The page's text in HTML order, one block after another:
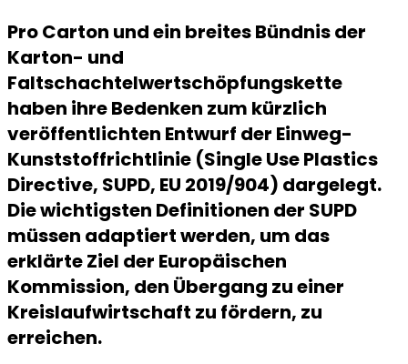
Pro Carton und ein breites Bündnis der
Karton- und
Faltschachtelwertschöpfungskette
haben ihre Bedenken zum kürzlich
veröffentlichten Entwurf der Einweg-
Kunststoffrichtlinie (Single Use Plastics
Directive, SUPD, EU 2019/904) dargelegt.
Die wichtigsten Definitionen der SUPD
müssen adaptiert werden, um das
erklärte Ziel der Europäischen
Kommission, den Übergang zu einer
Kreislaufwirtschaft zu fördern, zu
erreichen.